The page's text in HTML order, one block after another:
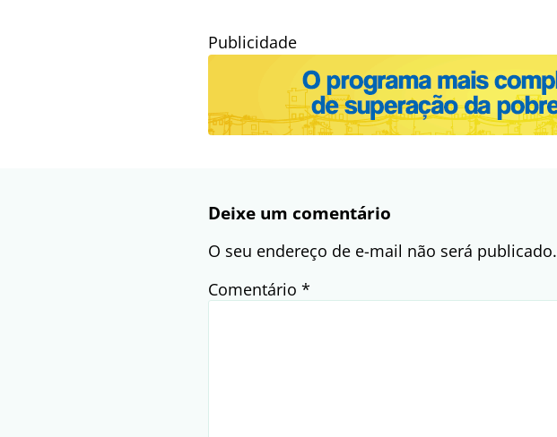
Publicidade
Deixe um comentário
O seu endereço de e-mail não será publicado.
Comentário *